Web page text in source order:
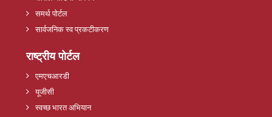
समर्थ पोर्टल
सार्वजनिक स्व प्रकटीकरण
राष्ट्रीय पोर्टल
एमएचआरडी
यूजीसी
स्वच्छ भारत अभियान